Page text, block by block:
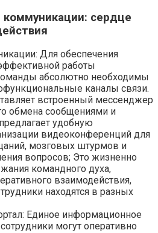
сердце
Для обеспечения
работы
абсолютно необходимы
каналы связи.
встроенный мессенджер
обмена сообщениями и
удобную
видеоконференций для
мозговых штурмов и
вопросов; Это жизненно
командного духа,
взаимодействия,
находятся в разных
Единое информационное
могут оперативно